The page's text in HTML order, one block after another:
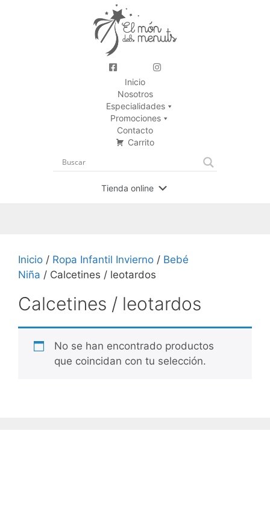
Inicio
Nosotros
Especialidades
Promociones
Contacto
Carrito
Tienda online
Inicio / Ropa Infantil Invierno / Bebé
Niña / Calcetines / leotardos
Calcetines / leotardos
No se han encontrado productos
que coincidan con tu selección.